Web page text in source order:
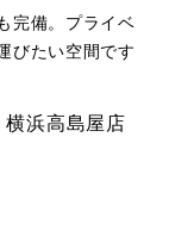
完備。プライベ
びたい空間です
横浜高島屋店